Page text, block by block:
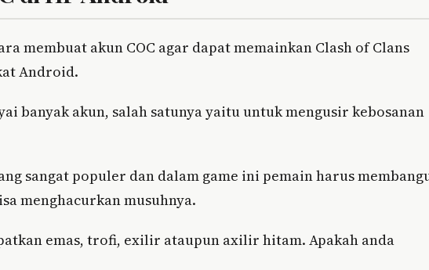
membuat akun COC agar dapat memainkan Clash of Clans
Android.
banyak akun, salah satunya yaitu untuk mengusir kebosanan
sangat populer dan dalam game ini pemain harus
menghacurkan musuhnya.
emas, trofi, exilir ataupun axilir hitam. Apakah anda